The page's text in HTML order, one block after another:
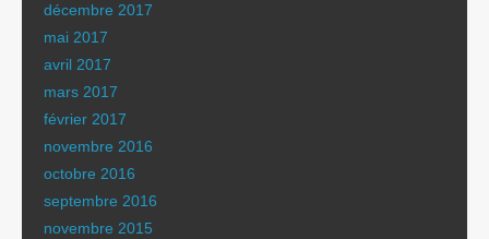
décembre 2017
mai 2017
avril 2017
mars 2017
février 2017
novembre 2016
octobre 2016
septembre 2016
novembre 2015